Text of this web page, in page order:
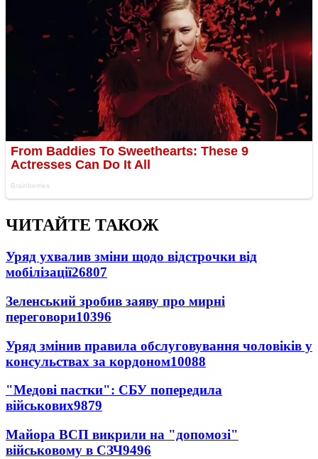
ЧИТАЙТЕ ТАКОЖ
Уряд ухвалив зміни щодо відстрочки від
мобілізації26807
Зеленський зробив заяву про мирні
переговори10396
Уряд змінив правила обслуговування чоловіків у
консульствах за кордоном10088
"Медові пастки": СБУ попередила
військових9879
Майора ВСП викрили на "допомозі"
військовому в СЗЧ9496